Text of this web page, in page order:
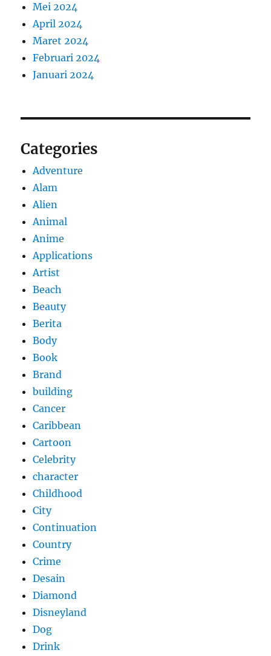
Mei 2024
April 2024
Maret 2024
Februari 2024
Januari 2024
Categories
Adventure
Alam
Alien
Animal
Anime
Applications
Artist
Beach
Beauty
Berita
Body
Book
Brand
building
Cancer
Caribbean
Cartoon
Celebrity
character
Childhood
City
Continuation
Country
Crime
Desain
Diamond
Disneyland
Dog
Drink